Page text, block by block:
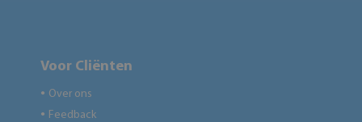
Voor Cliënten
● Over ons
● Feedback